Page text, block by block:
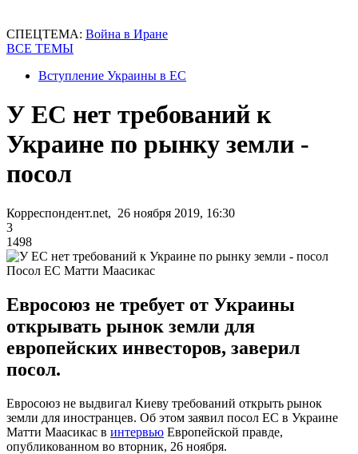
СПЕЦТЕМА: Война в Иране
ВСЕ ТЕМЫ
Вступление Украины в ЕС
У ЕС нет требований к
Украине по рынку земли -
посол
Корреспондент.net, 26 ноября 2019, 16:30
3
1498
Посол ЕС Матти Маасикас
Евросоюз не требует от Украины
открывать рынок земли для
европейских инвесторов, заверил
посол.
Евросоюз не выдвигал Киеву требований открыть рынок
земли для иностранцев. Об этом заявил посол ЕС в Украине
Матти Маасикас в интервью Европейской правде,
опубликованном во вторник, 26 ноября.